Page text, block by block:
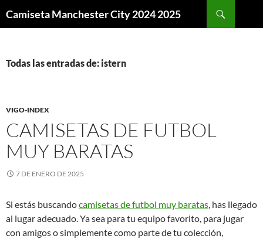
Camiseta Manchester City 2024 2025
Todas las entradas de: istern
VIGO-INDEX
CAMISETAS DE FUTBOL
MUY BARATAS
7 DE ENERO DE 2025
Si estás buscandocamisetas de futbol muy baratas, has llegado
al lugar adecuado. Ya sea para tu equipo favorito, para jugar
con amigos o simplemente como parte de tu colección,